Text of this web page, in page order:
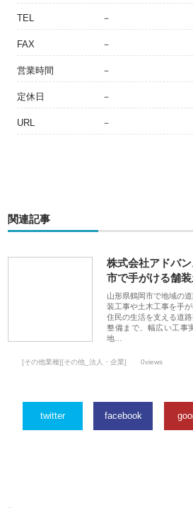
TEL －
FAX －
営業時間 －
定休日 －
URL －
関連記事
株式会社アドバ
市で手がける舗
山形県鶴岡市で地域の
装工事や土木工事を手
住民の生活を支える道
整備まで、幅広い工事
地…
[その他業種][その他_法人・企業] 0views
twitter facebook